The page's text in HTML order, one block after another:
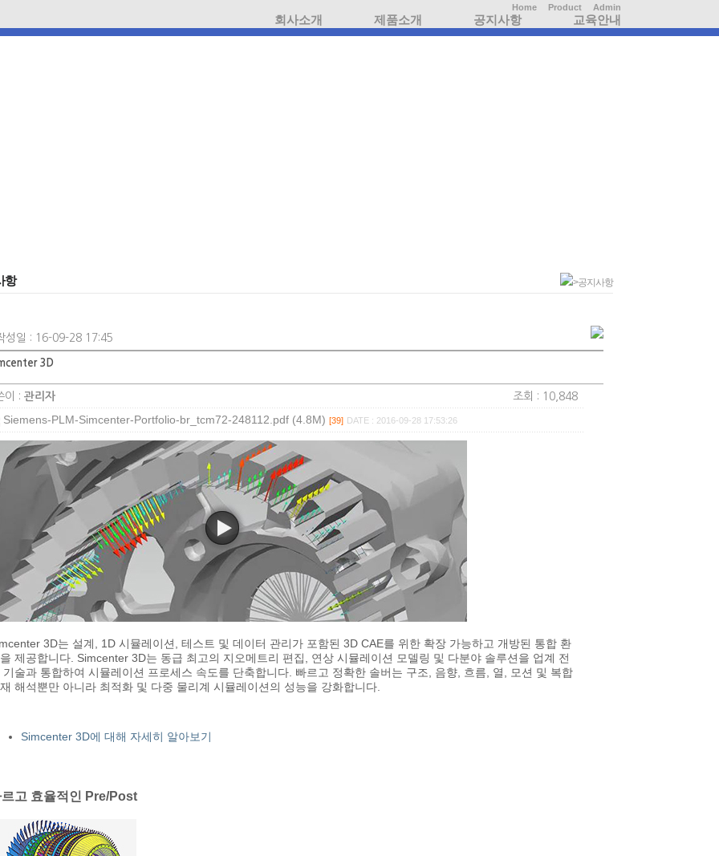
Home Product Admin
회사소개 제품소개 공지사항 교육안내
항 >공지사항
성일 : 16-09-28 17:45
3D
이 : 관리자 조회 : 10,848
Siemens-PLM-Simcenter-Portfolio-br_tcm72-248112.pdf (4.8M) [39] DATE : 2016-09-28 17:53:26
3D는 설계, 1D 시뮬레이션, 테스트 및 데이터 관리가 포함된 3D CAE를 위한 확장 가능하고 개방된 통합 환
제공합니다. Simcenter 3D는 동급 최고의 지오메트리 편집, 연상 시뮬레이션 모델링 및 다분야 솔루션을 업계 전
기술과 통합하여 시뮬레이션 프로세스 속도를 단축합니다. 빠르고 정확한 솔버는 구조, 음향, 흐름, 열, 모션 및 복합
해석뿐만 아니라 최적화 및 다중 물리계 시뮬레이션의 성능을 강화합니다.
Simcenter 3D에 대해 자세히 알아보기
르고 효율적인 Pre/Post